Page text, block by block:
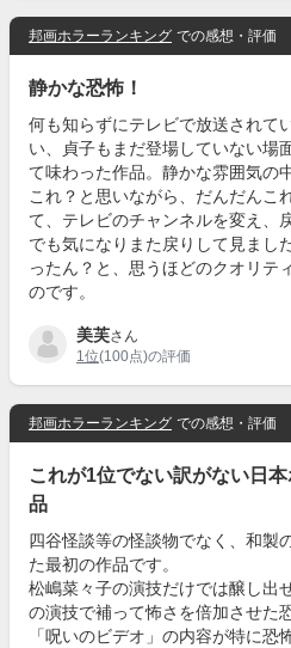
邦画ホラーランキング での感想・評価
静かな恐怖！
何も知らずにテレビで放送されて
い、貞子もまだ登場していない場
て味わった作品。静かな雰囲気の
これ？と思いながら、だんだんこ
て、テレビのチャンネルを変え、
でも気になりまた戻りして見まし
ったん？と、思うほどのクオリテ
のです。
美芙さん
1位(100点)の評価
邦画ホラーランキング での感想・評価
これが1位でない訳がない日
品
四谷怪談等の怪談物でなく、和製
た最初の作品です。
松嶋菜々子の演技だけでは醸し出
の演技で補って怖さを倍加させた
「呪いのビデオ」の内容が特に恐